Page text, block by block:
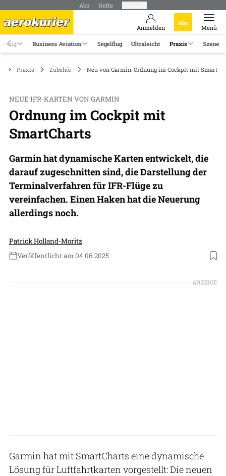
Abo Hefte
Anmelden
Abo
Menü
Business Aviation Segelflug Ultraleicht Praxis Szene
Praxis Zubehör Neu von Garmin: Ordnung im Cockpit mit
NEUE IFR-KARTEN VON GARMIN
Ordnung im Cockpit mit
SmartCharts
Garmin hat dynamische Karten entwickelt, die
darauf zugeschnitten sind, die Darstellung der
Terminalverfahren für IFR-Flüge zu
vereinfachen. Einen Haken hat die Neuerung
allerdings noch.
Patrick Holland-Moritz
Veröffentlicht am 04.06.2025
Foto: Garmin
ANZEIGE
Garmin hat mit SmartCharts eine dynamische
Lösung für Luftfahrtkarten vorgestellt: Die neuen